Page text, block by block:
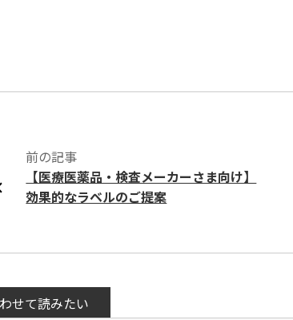
前の記事
【医療医薬品・検査メーカーさま向け】
効果的なラベルのご提案
せて読みたい